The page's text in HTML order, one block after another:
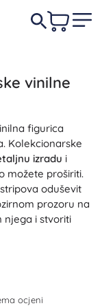
vinilne
figurica
Kolekcionarske
izradu i
možete proširiti.
oduševit
prozoru na
njega i stvoriti
POP!
Keychain za
Glow-in-the-
ocjeni